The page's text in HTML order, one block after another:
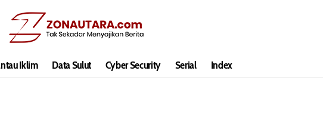
Iklim Data Sulut Cyber Security Serial Index